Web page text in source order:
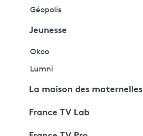
Géopolis
Jeunesse
Okoo
Lumni
La maison des maternelles
France TV Lab